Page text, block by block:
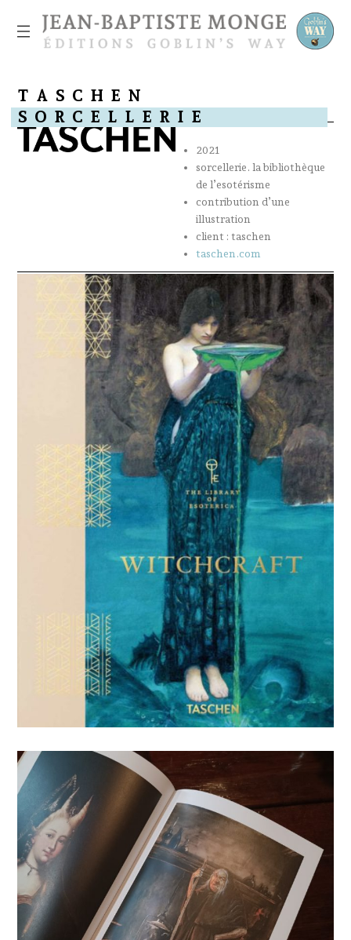
T A S C H E N
S O R C E L L E R I E
2021
sorcellerie. la bibliothèque
de l’esotérisme
contribution d’une
illustration
client : taschen
taschen.com